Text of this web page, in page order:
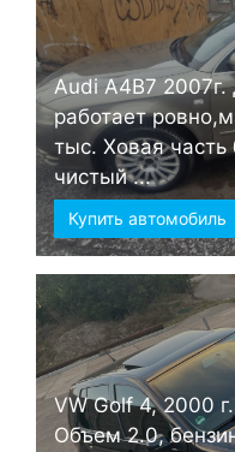
Audi А4B7 2007г.
работает
тыс. Ховая часть
чистый ...
Купить автомобиль
VW Golf 4, 2000
Объем 2.0,